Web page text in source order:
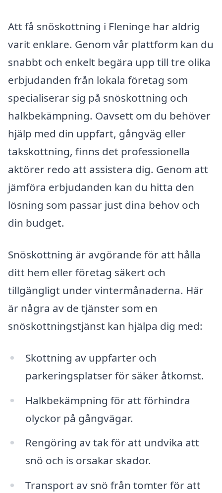
Att få snöskottning i Fleninge har aldrig
varit enklare. Genom vår plattform kan du
snabbt och enkelt begära upp till tre olika
erbjudanden från lokala företag som
specialiserar sig på snöskottning och
halkbekämpning. Oavsett om du behöver
hjälp med din uppfart, gångväg eller
takskottning, finns det professionella
aktörer redo att assistera dig. Genom att
jämföra erbjudanden kan du hitta den
lösning som passar just dina behov och
din budget.
Snöskottning är avgörande för att hålla
ditt hem eller företag säkert och
tillgängligt under vintermånaderna. Här
är några av de tjänster som en
snöskottningstjänst kan hjälpa dig med:
Skottning av uppfarter och
parkeringsplatser för säker åtkomst.
Halkbekämpning för att förhindra
olyckor på gångvägar.
Rengöring av tak för att undvika att
snö och is orsakar skador.
Transport av snö från tomter för att